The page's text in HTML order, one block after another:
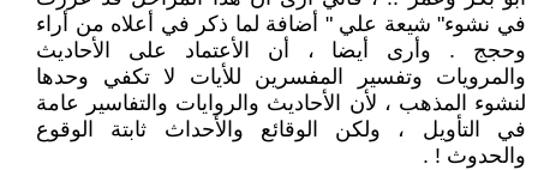
في نشوء" شيعة علي " أضافة لما ذكر في أعلاه من أراء
وحجج . وأرى أيضا ، أن الأعتماد على الأحاديث
والمرويات وتفسير المفسرين للأيات لا تكفي وحدها
لنشوء المذهب ، لأن الأحاديث والروايات والتفاسير عامة
في التأويل ، ولكن الوقائع والأحداث ثابتة الوقوع
والحدوث ! .